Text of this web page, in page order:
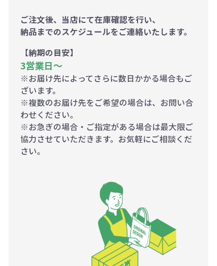
ご注文後、当店にて在庫確認を行い、
納品までのスケジュールをご連絡いたします。
【納期の目安】
3営業日〜
※お届け先によってさらに数日かかる場合もご
ざいます。
※複数のお届け先をご希望の場合は、お問い合
わせください。
※お急ぎの場合・ご指定がある場合は最大限ご
協力させていただきます。お気軽にご相談くだ
さい。